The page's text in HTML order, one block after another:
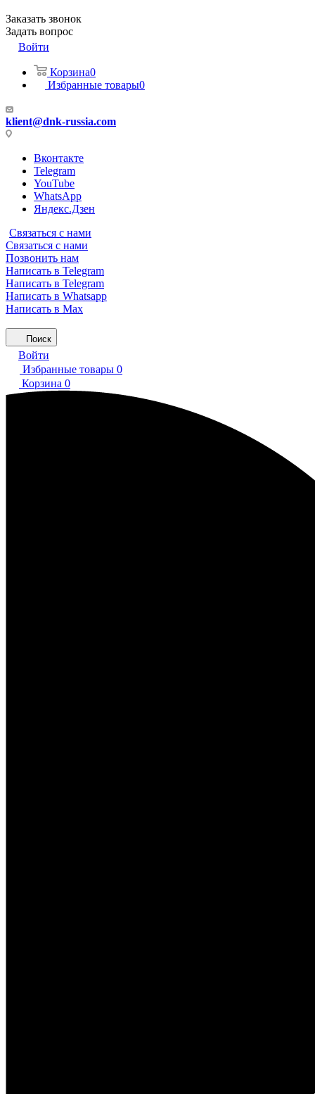
Заказать звонок
Задать вопрос
Войти
Корзина0
Избранные товары0
klient@dnk-russia.com
Вконтакте
Telegram
YouTube
WhatsApp
Яндекс.Дзен
Связаться с нами
Связаться с нами
Позвонить нам
Написать в Telegram
Написать в Telegram
Написать в Whatsapp
Написать в Max
Поиск
Войти
Избранные товары 0
Корзина 0